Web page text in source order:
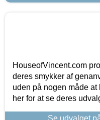
HouseofVincent.com
deres smykker af
uden på nogen måde
her for at se deres
Se udvalget